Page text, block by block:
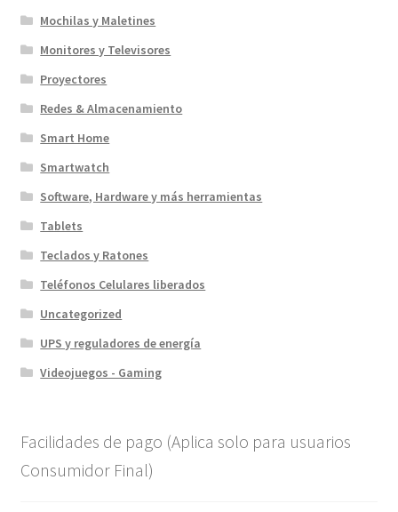
Mochilas y Maletines
Monitores y Televisores
Proyectores
Redes & Almacenamiento
Smart Home
Smartwatch
Software, Hardware y más herramientas
Tablets
Teclados y Ratones
Teléfonos Celulares liberados
Uncategorized
UPS y reguladores de energía
Videojuegos - Gaming
Facilidades de pago (Aplica solo para usuarios
Consumidor Final)